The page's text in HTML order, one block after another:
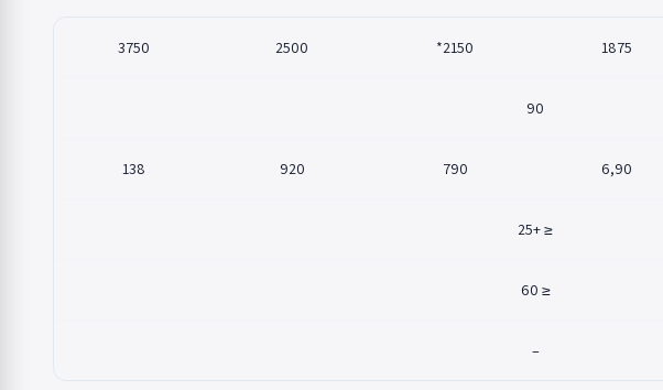
1875
2150*
2500
3750
90
6,90
790
920
138
≤ +25
≤ 60
–